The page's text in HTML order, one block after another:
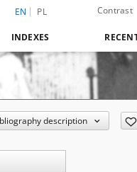
EN PL Contrast
INDEXES
description